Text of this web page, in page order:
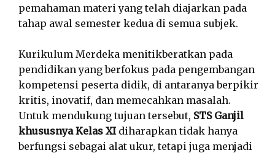
pemahaman materi yang telah diajarkan pada
tahap awal semester kedua di semua subjek.
Kurikulum Merdeka menitikberatkan pada
pendidikan yang berfokus pada pengembangan
kompetensi peserta didik, di antaranya berpikir
kritis, inovatif, dan memecahkan masalah.
Untuk mendukung tujuan tersebut, STS Ganjil
khususnya Kelas XI diharapkan tidak hanya
berfungsi sebagai alat ukur, tetapi juga menjadi